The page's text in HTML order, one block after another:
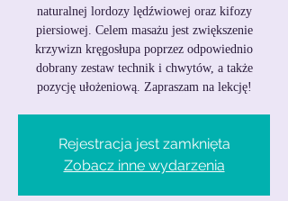
naturalnej lordozy lędźwiowej oraz kifozy
piersiowej. Celem masażu jest zwiększenie
krzywizn kręgosłupa poprzez odpowiednio
dobrany zestaw technik i chwytów, a także
pozycję ułożeniową. Zapraszam na lekcję!
Rejestracja jest zamknięta
Zobacz inne wydarzenia